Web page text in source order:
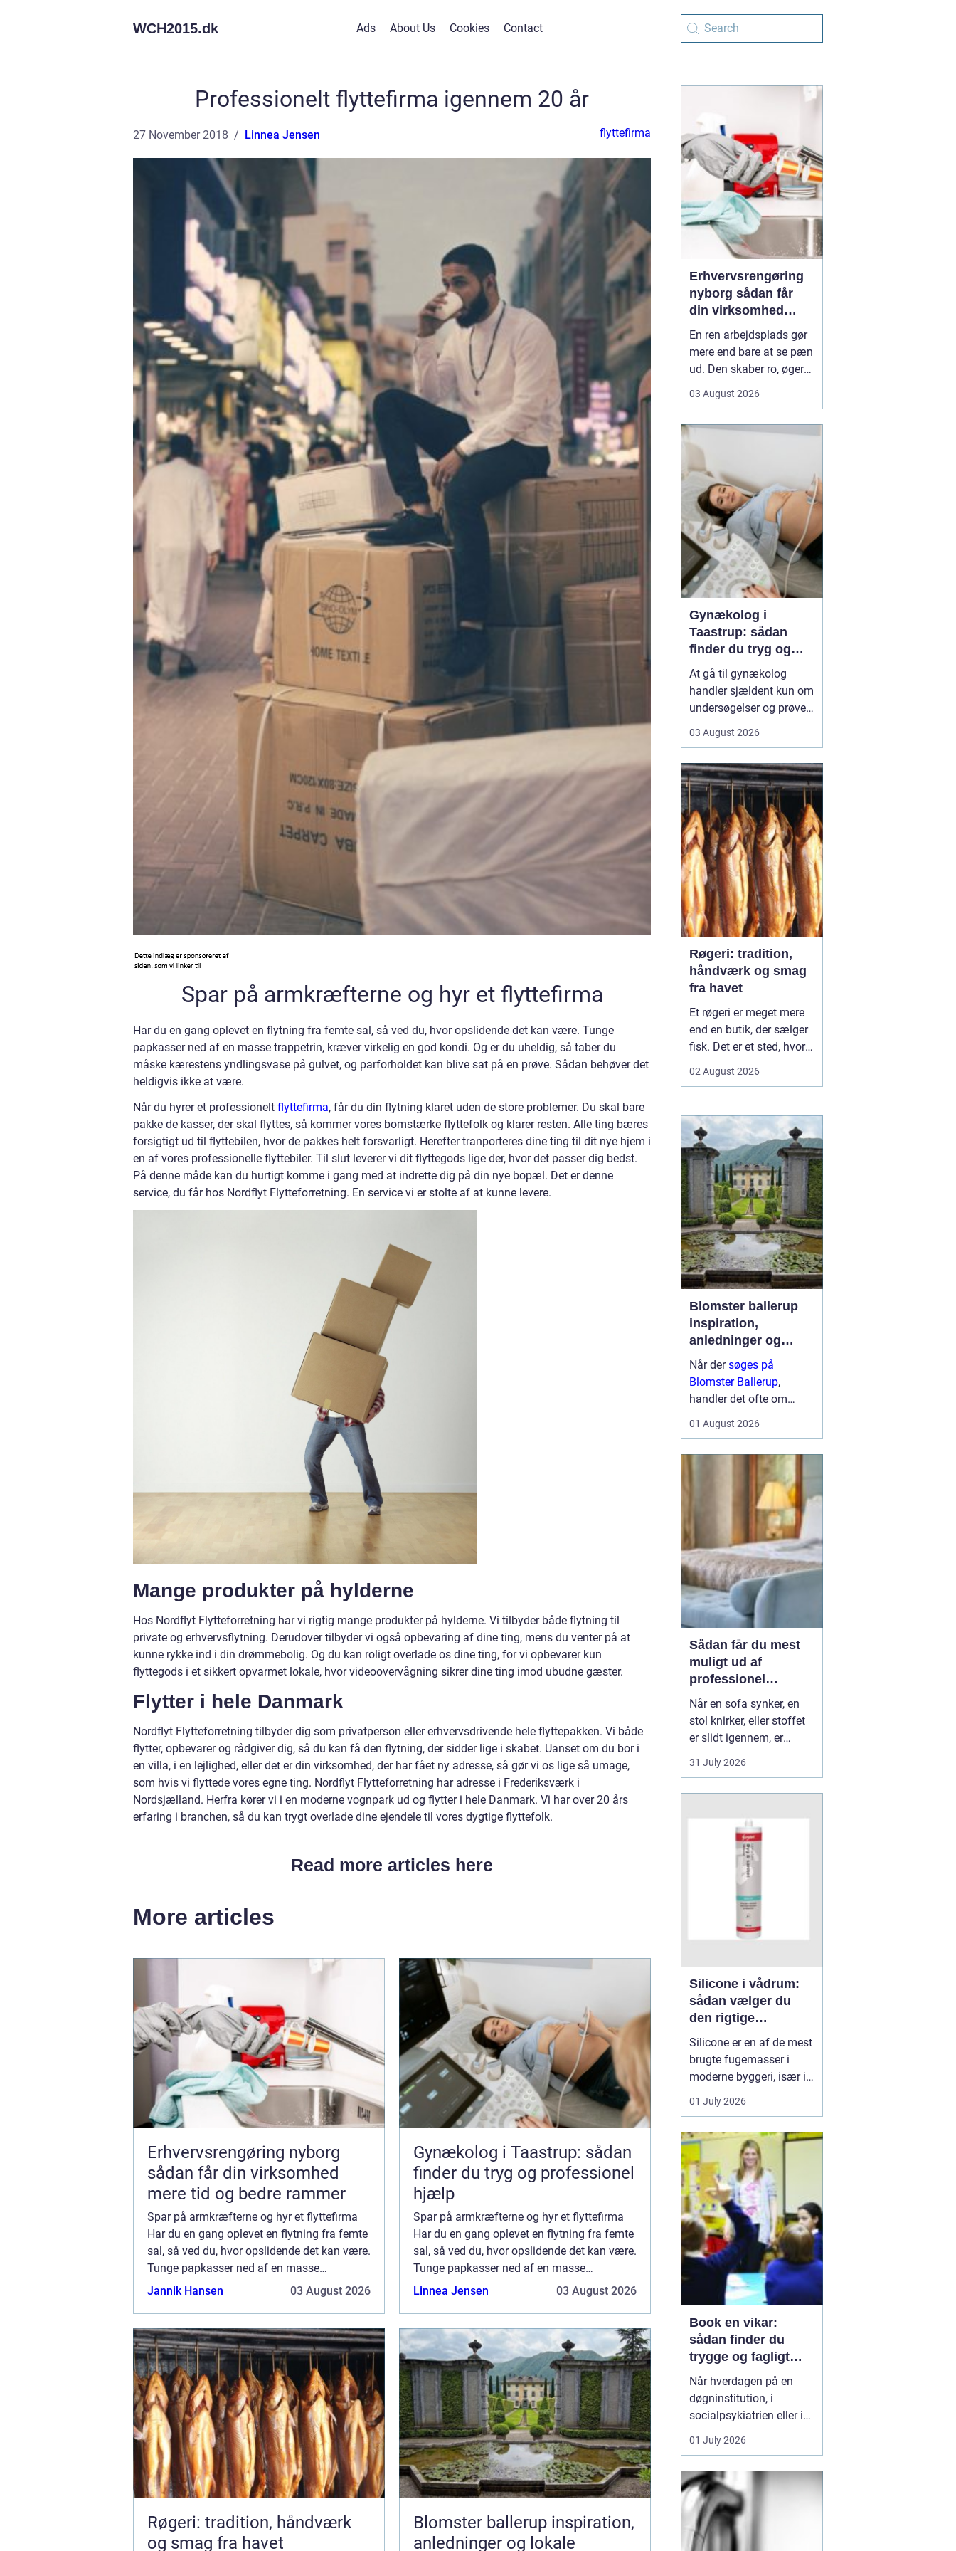
WCH2015.dk Ads About Us Cookies Contact
Professionelt flyttefirma igennem 20 år
27 November 2018 Linnea Jensen flyttefirma
Spar på armkræfterne og hyr et flyttefirma
Har du en gang oplevet en flytning fra femte sal, så ved du, hvor opslidende det kan være. Tunge
papkasser ned af en masse trappetrin, kræver virkelig en god kondi. Og er du uheldig, så taber du
måske kærestens yndlingsvase på gulvet, og parforholdet kan blive sat på en prøve. Sådan behøver det
heldigvis ikke at være.
Når du hyrer et professionelt flyttefirma, får du din flytning klaret uden de store problemer. Du skal bare
pakke de kasser, der skal flyttes, så kommer vores bomstærke flyttefolk og klarer resten. Alle ting bæres
forsigtigt ud til flyttebilen, hvor de pakkes helt forsvarligt. Herefter tranporteres dine ting til dit nye hjem i
en af vores professionelle flyttebiler. Til slut leverer vi dit flyttegods lige der, hvor det passer dig bedst.
På denne måde kan du hurtigt komme i gang med at indrette dig på din nye bopæl. Det er denne
service, du får hos Nordflyt Flytteforretning. En service vi er stolte af at kunne levere.
Mange produkter på hylderne
Hos Nordflyt Flytteforretning har vi rigtig mange produkter på hylderne. Vi tilbyder både flytning til
private og erhvervsflytning. Derudover tilbyder vi også opbevaring af dine ting, mens du venter på at
kunne rykke ind i din drømmebolig. Og du kan roligt overlade os dine ting, for vi opbevarer kun
flyttegods i et sikkert opvarmet lokale, hvor videoovervågning sikrer dine ting imod ubudne gæster.
Flytter i hele Danmark
Nordflyt Flytteforretning tilbyder dig som privatperson eller erhvervsdrivende hele flyttepakken. Vi både
flytter, opbevarer og rådgiver dig, så du kan få den flytning, der sidder lige i skabet. Uanset om du bor i
en villa, i en lejlighed, eller det er din virksomhed, der har fået ny adresse, så gør vi os lige så umage,
som hvis vi flyttede vores egne ting. Nordflyt Flytteforretning har adresse i Frederiksværk i
Nordsjælland. Herfra kører vi i en moderne vognpark ud og flytter i hele Danmark. Vi har over 20 års
erfaring i branchen, så du kan trygt overlade dine ejendele til vores dygtige flyttefolk.
Read more articles here
More articles
Erhvervsrengøring nyborg
sådan får din virksomhed
mere tid og bedre rammer
Spar på armkræfterne og hyr et flyttefirma
Har du en gang oplevet en flytning fra femte
sal, så ved du, hvor opslidende det kan være.
Tunge papkasser ned af en masse
trappetrin, kræver virkelig en god kondi. Og
Jannik Hansen 03 August 2026
Gynækolog i Taastrup: sådan
finder du tryg og professionel
hjælp
Spar på armkræfterne og hyr et flyttefirma
Har du en gang oplevet en flytning fra femte
sal, så ved du, hvor opslidende det kan være.
Tunge papkasser ned af en masse
trappetrin, kræver virkelig en god kondi. Og
Linnea Jensen 03 August 2026
Røgeri: tradition, håndværk
og smag fra havet
Blomster ballerup inspiration,
anledninger og lokale
Erhvervsrengøring
nyborg sådan får
din virksomhed
mere tid og bedre
rammer
En ren arbejdsplads gør
mere end bare at se pæn
ud. Den skaber ro, øger
et mere professionelt
og samarbejdspartnere.
For mange virksomheder
i Nyborg er
erhvervsrengøring derfor
ikke bare en praktisk
nø...
03 August 2026
Gynækolog i
Taastrup: sådan
finder du tryg og
professionel hjælp
At gå til gynækolog
handler sjældent kun om
undersøgelser og prøver.
bekymring, usikkerhed
når de skal tale om
intime problemstillinger.
Derfor betyder valget...
03 August 2026
Røgeri: tradition,
håndværk og smag
fra havet
Et røgeri er meget mere
end en butik, der sælger
fisk. Det er et sted, hvor
håndværkstraditioner
lokal kultur. Her
forvandles fisk fra havet
til røgede delikatesser
med dyb sm...
02 August 2026
Blomster ballerup
inspiration,
anledninger og
lokale muligheder
Når dersøges på
Blomster Ballerup,
handler det ofte om
hurtig buket. Blomster
livets største øjeblikke,
sige farvel på en værdig
måde eller skabe hygge i
01 August 2026
Sådan får du mest
muligt ud af
professionel
møbelpolstring
Når en sofa synker, en
stol knirker, eller stoffet
er slidt igennem, er
mange fristede til bare at
købe nyt. Men ofte kan
flottere og mere
behagelige, end da de
var nye. Her spiller
31 July 2026
Silicone i vådrum:
sådan vælger du
den rigtige
fugemasse
Silicone er en af de mest
brugte fugemasser i
moderne byggeri, især i
badeværelser, køkkener
og andre områder med
fugerne omkring
bruseniche, håndvask,
køkkenbord eller
natursten ikke holder
tæt, kan det hurtigt føre
til skimmel, l...
01 July 2026
Book en vikar:
sådan finder du
trygge og fagligt
stærke løsninger
Når hverdagen på en
døgninstitution, i
socialpsykiatrien eller i
et botilbud pludselig
ændrer sig, kan behovet
fra den ene dag til den
anden. En medarbejder
bliver syg, en borger har
brug for tættere støtte,
01 July 2026